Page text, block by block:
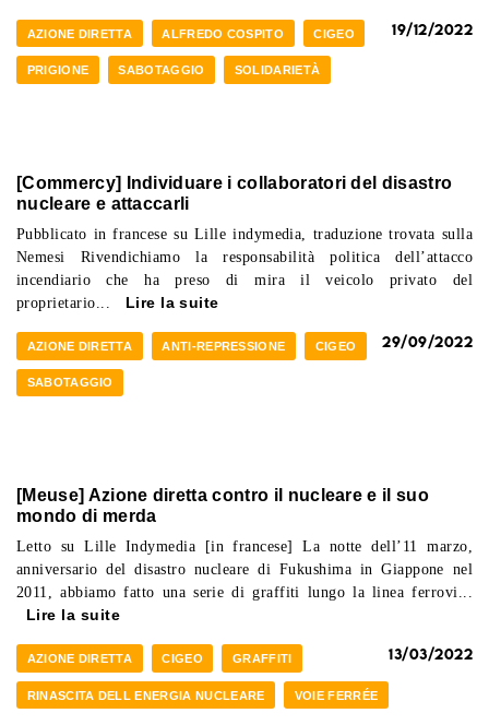
19/12/2022
AZIONE DIRETTA ALFREDO COSPITO CIGEO
PRIGIONE SABOTAGGIO SOLIDARIETÀ
[Commercy] Individuare i collaboratori del disastro
nucleare e attaccarli
Pubblicato in francese su Lille indymedia, traduzione trovata sulla
Nemesi Rivendichiamo la responsabilità politica dell’attacco
incendiario che ha preso di mira il veicolo privato del
proprietario... Lire la suite
29/09/2022
AZIONE DIRETTA ANTI-REPRESSIONE CIGEO
SABOTAGGIO
[Meuse] Azione diretta contro il nucleare e il suo
mondo di merda
Letto su Lille Indymedia [in francese] La notte dell’11 marzo,
anniversario del disastro nucleare di Fukushima in Giappone nel
2011, abbiamo fatto una serie di graffiti lungo la linea ferrovi...
Lire la suite
13/03/2022
AZIONE DIRETTA CIGEO GRAFFITI
RINASCITA DELL ENERGIA NUCLEARE VOIE FERRÉE